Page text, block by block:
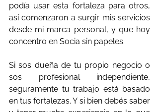
podía usar esta fortaleza para otros,
así comenzaron a surgir mis servicios
desde mi marca personal, y que hoy
concentro en Socia sin papeles.
Si sos dueña de tu propio negocio o
sos profesional independiente,
seguramente tu trabajo está basado
en tus fortalezas. Y si bien debés saber